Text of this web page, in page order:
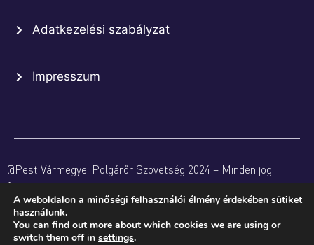
Adatkezelési szabályzat
Impresszum
@Pest Vármegyei Polgárőr Szövetség 2024 – Minden jog
fenntartva
A weboldalon a minőségi felhasználói élmény érdekében sütiket
használunk.
You can find out more about which cookies we are using or
switch them off in settings.